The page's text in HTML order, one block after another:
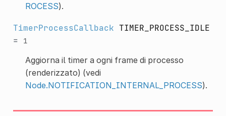
ROCESS).
TimerProcessCallback TIMER_PROCESS_IDLE
=
1
Aggiorna il timer a ogni frame di processo
(renderizzato) (vedi
Node.NOTIFICATION_INTERNAL_PROCESS).